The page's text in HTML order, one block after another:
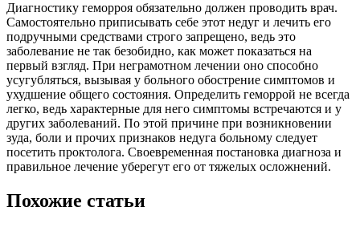
Диагностику геморроя обязательно должен проводить врач.
Самостоятельно приписывать себе этот недуг и лечить его
подручными средствами строго запрещено, ведь это
заболевание не так безобидно, как может показаться на
первый взгляд. При неграмотном лечении оно способно
усугубляться, вызывая у больного обострение симптомов и
ухудшение общего состояния. Определить геморрой не всегда
легко, ведь характерные для него симптомы встречаются и у
других заболеваний. По этой причине при возникновении
зуда, боли и прочих признаков недуга больному следует
посетить проктолога. Своевременная постановка диагноза и
правильное лечение уберегут его от тяжелых осложнений.
Похожие статьи